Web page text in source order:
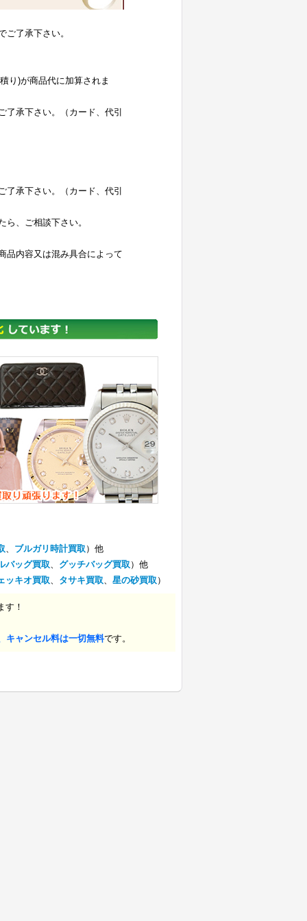
了承下さい。
り)が商品代に加算されま
承下さい。（カード、代引
承下さい。（カード、代引
、ご相談下さい。
品内容又は混み具合によって
、 ブルガリ時計買取 ）他
バッグ買取、 グッチバッグ買取 ）他
ッキオ買取、 タサキ買取、 星の砂買取 ）
す！
キャンセル料は一切無料です。